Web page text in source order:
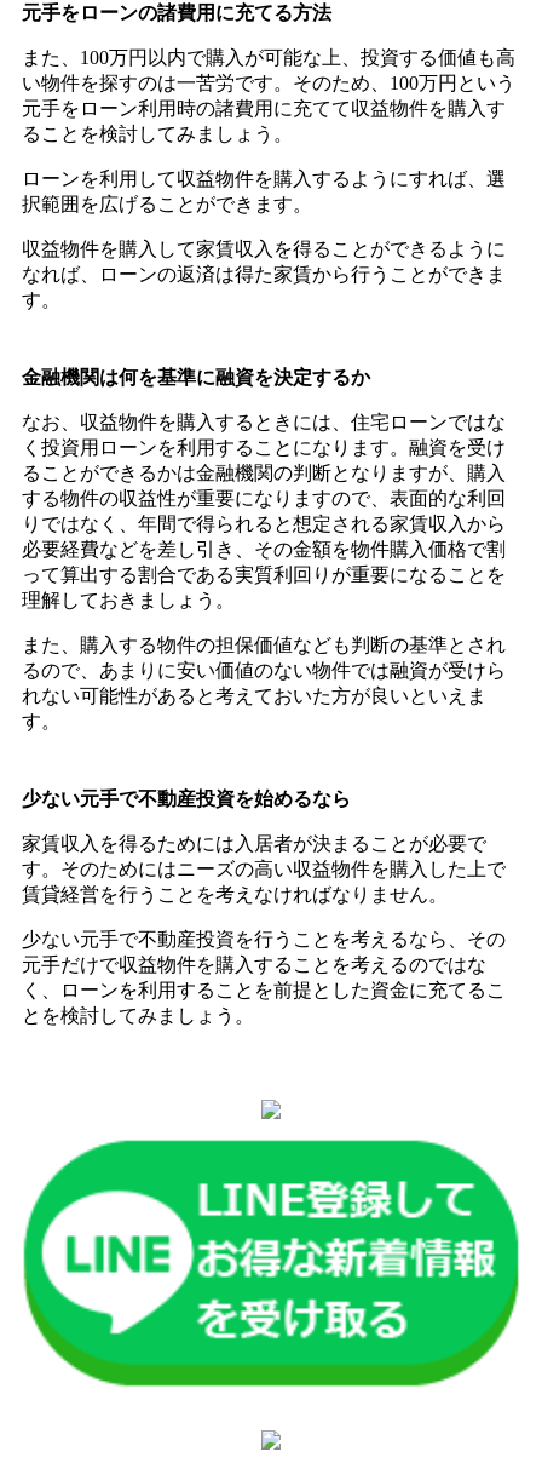
元手をローンの諸費用に充てる方法
また、100万円以内で購入が可能な上、投資する価値も高
い物件を探すのは一苦労です。そのため、100万円という
元手をローン利用時の諸費用に充てて収益物件を購入す
ることを検討してみましょう。
ローンを利用して収益物件を購入するようにすれば、選
択範囲を広げることができます。
収益物件を購入して家賃収入を得ることができるように
なれば、ローンの返済は得た家賃から行うことができま
す。
金融機関は何を基準に融資を決定するか
なお、収益物件を購入するときには、住宅ローンではな
く投資用ローンを利用することになります。融資を受け
ることができるかは金融機関の判断となりますが、購入
する物件の収益性が重要になりますので、表面的な利回
りではなく、年間で得られると想定される家賃収入から
必要経費などを差し引き、その金額を物件購入価格で割
って算出する割合である実質利回りが重要になることを
理解しておきましょう。
また、購入する物件の担保価値なども判断の基準とされ
るので、あまりに安い価値のない物件では融資が受けら
れない可能性があると考えておいた方が良いといえま
す。
少ない元手で不動産投資を始めるなら
家賃収入を得るためには入居者が決まることが必要で
す。そのためにはニーズの高い収益物件を購入した上で
賃貸経営を行うことを考えなければなりません。
少ない元手で不動産投資を行うことを考えるなら、その
元手だけで収益物件を購入することを考えるのではな
く、ローンを利用することを前提とした資金に充てるこ
とを検討してみましょう。